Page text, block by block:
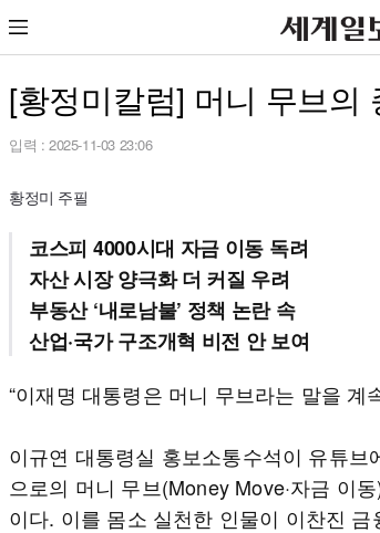
[황정미칼럼] 머니 무브의
입력 : 2025-11-03 23:06
황정미 주필
코스피 4000시대 자금 이동 독려
자산 시장 양극화 더 커질 우려
부동산 ‘내로남불’ 정책 논란 속
산업·국가 구조개혁 비전 안 보여
“이재명 대통령은 머니 무브라는 말을 계
이규연 대통령실 홍보소통수석이 유튜
으로의 머니 무브(Money Move·자금 이
이다. 이를 몸소 실천한 인물이 이찬진